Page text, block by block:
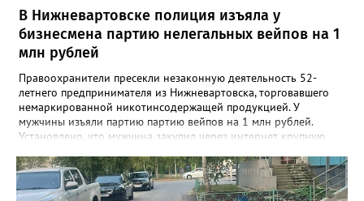
В Нижневартовске полиция изъяла у
бизнесмена партию нелегальных вейпов на 1
млн рублей
Правоохранители пресекли незаконную деятельность 52-
летнего предпринимателя из Нижневартовска, торговавшего
немаркированной никотинсодержащей продукцией. У
мужчины изъяли партию партию вейпов на 1 млн рублей.
Установлено, что мужчина закупил через интернет крупную
планируя реализовать товар в своём магазине. В ходе
оперативно-розыскных мероприятий полицейские проверили
торговую точку и изъяли более 1,5 тыс. безакцизных вейпов, а